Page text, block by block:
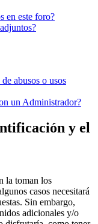
en este foro?
abusos o usos
un Administrador?
y el
la toman los
casos necesitará
Sin embargo,
adicionales y/o